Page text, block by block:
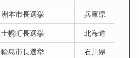
洲本市長選挙 兵庫県
士幌町長選挙 北海道
輪島市長選挙 石川県